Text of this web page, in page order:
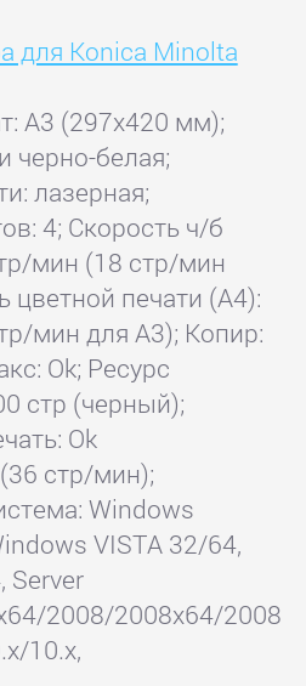
для Konica Minolta
A3 (297x420 мм);
черно-белая;
лазерная;
4; Скорость ч/б
мин (18 стр/мин
цветной печати (А4):
мин для А3); Копир:
Ok; Ресурс
стр (черный);
Ok
стр/мин);
Windows
VISTA 32/64,
Server
2008/2008x64/2008
10.x,